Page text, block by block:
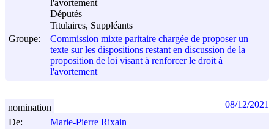
l'avortement
Députés
Titulaires, Suppléants
Groupe:
Commission mixte paritaire chargée de proposer un
texte sur les dispositions restant en discussion de la
proposition de loi visant à renforcer le droit à
l'avortement
De:
Marie-Pierre Rixain
nomination 08/12/2021